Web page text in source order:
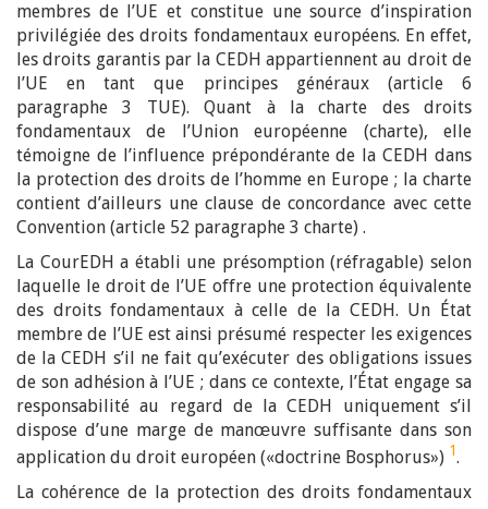
membres de l’UE et constitue une source d’inspiration
privilégiée des droits fondamentaux européens. En effet,
les droits garantis par la CEDH appartiennent au droit de
l’UE en tant que principes généraux (article 6
paragraphe 3 TUE). Quant à la charte des droits
fondamentaux de l’Union européenne (charte), elle
témoigne de l’influence prépondérante de la CEDH dans
la protection des droits de l’homme en Europe ; la charte
contient d’ailleurs une clause de concordance avec cette
Convention (article 52 paragraphe 3 charte) .
La CourEDH a établi une présomption (réfragable) selon
laquelle le droit de l’UE offre une protection équivalente
des droits fondamentaux à celle de la CEDH. Un État
membre de l’UE est ainsi présumé respecter les exigences
de la CEDH s’il ne fait qu’exécuter des obligations issues
de son adhésion à l’UE ; dans ce contexte, l’État engage sa
responsabilité au regard de la CEDH uniquement s’il
dispose d’une marge de manœuvre suffisante dans son
application du droit européen («doctrine Bosphorus») 1.
La cohérence de la protection des droits fondamentaux